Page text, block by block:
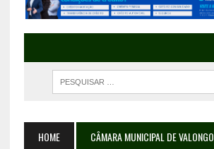
HOME CÂMARA MUNICIPAL DE VALONGO